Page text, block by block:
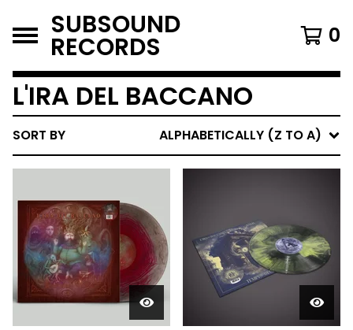
SUBSOUND
RECORDS 0
L'IRA DEL BACCANO
SORT BY ALPHABETICALLY (Z TO A)